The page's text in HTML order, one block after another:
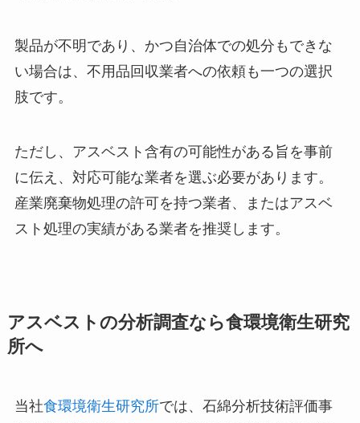
製品が不明であり、かつ自治体での処分もできな
い場合は、不用品回収業者への依頼も一つの選択
肢です。
ただし、アスベスト含有の可能性がある旨を事前
に伝え、対応可能な業者を選ぶ必要があります。
産業廃棄物処理の許可を持つ業者、またはアスベ
スト処理の実績がある業者を推奨します。
アスベストの分析調査なら食環境衛生研究
所へ
当社食環境衛生研究所では、石綿分析技術評価事